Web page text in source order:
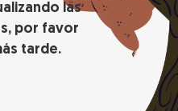
las
por favor
tarde.